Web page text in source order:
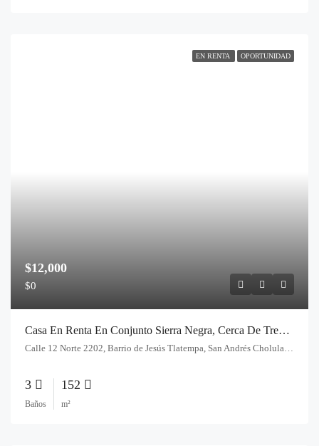
EN RENTA OPORTUNIDAD
$12,000
$0
Casa En Renta En Conjunto Sierra Negra, Cerca De Tren Turístico De Cholula
Calle 12 Norte 2202, Barrio de Jesús Tlatempa, San Andrés Cholula, Pue., México
3
Baños
152
m²